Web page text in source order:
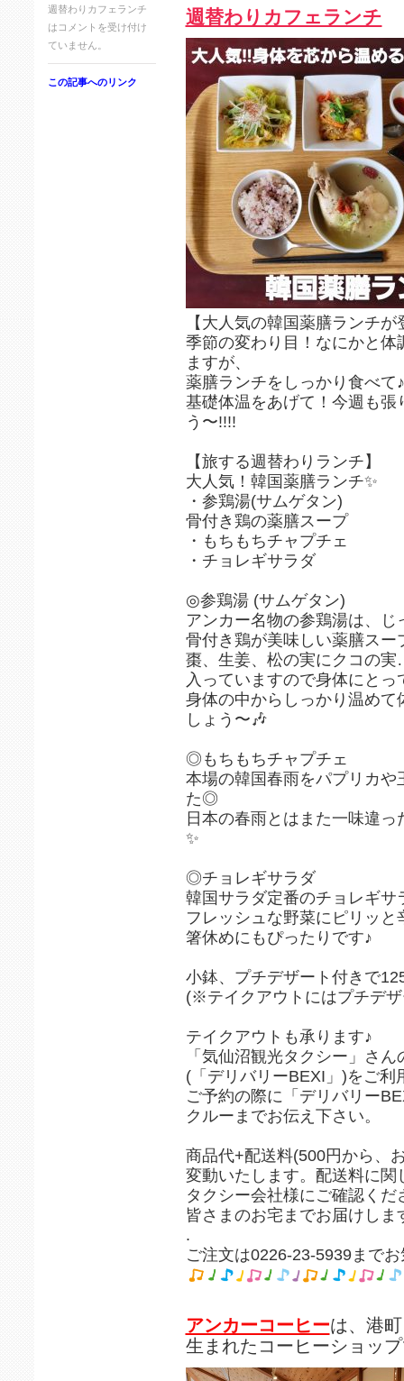
週替わりカフェランチ
は コメントを受け付け
ていません。
この記事へのリンク
週替わりカフェランチ
【大人気の韓国薬膳ランチが
季節の変わり目！なにかと
ますが、
薬膳ランチをしっかり食べて
基礎体温をあげて！今週も
う〜!!!!
【旅する週替わりランチ】
大人気！韓国薬膳ランチ✨
・参鶏湯(サムゲタン)
骨付き鶏の薬膳スープ
・もちもちチャプチェ
・チョレギサラダ
◎参鶏湯 (サムゲタン)
アンカー名物の参鶏湯は、
骨付き鶏が美味しい薬膳スー
棗、生姜、松の実にクコの
入っていますので身体にと
身体の中からしっかり温め
しょう〜🎶
◎もちもちチャプチェ
本場の韓国春雨をパプリカ
た◎
日本の春雨とはまた一味違
✨
◎チョレギサラダ
韓国サラダ定番のチョレギ
フレッシュな野菜にピリッ
箸休めにもぴったりです♪
小鉢、プチデザート付きで
(※テイクアウトにはプチデ
テイクアウトも承ります♪
「気仙沼観光タクシー」さん
(「デリバリーBEXI」)をご利
ご予約の際に「デリバリー
クルーまでお伝え下さい。
商品代+配送料(500円から、
変動いたします。配送料に関
タクシー会社様にご確認くだ
皆さまのお宅までお届けしま
.
ご注文は0226-23-5939まで
アンカーコーヒーは、港
生まれたコーヒーショッ